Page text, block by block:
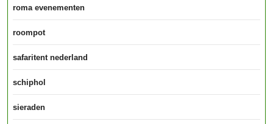
roma evenementen
roompot
safaritent nederland
schiphol
sieraden